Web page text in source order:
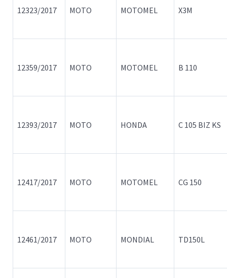
12323/2017 MOTO MOTOMEL X3M
12359/2017 MOTO MOTOMEL B 110
12393/2017 MOTO HONDA C 105 BIZ KS
12417/2017 MOTO MOTOMEL CG 150
12461/2017 MOTO MONDIAL TD150L